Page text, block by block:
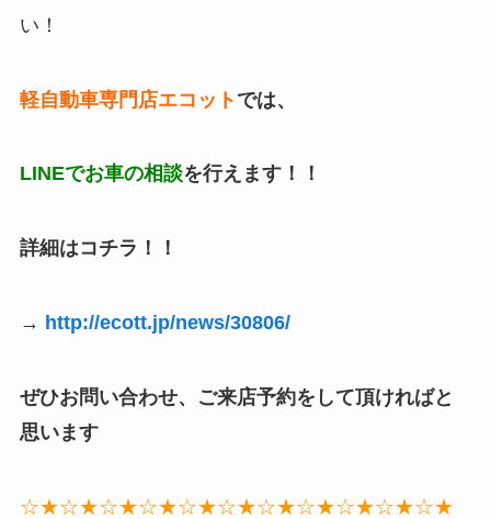
い！
軽自動車専門店エコット では、
LINEでお車の相談を行えます！！
詳細はコチラ！！
→ http://ecott.jp/news/30806/
ぜひお問い合わせ、ご来店予約をして頂ければと
思います
☆★☆★☆★☆★☆★☆★☆★☆★☆★☆★☆★